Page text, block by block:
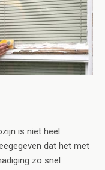
is niet heel
dat het met
zo snel